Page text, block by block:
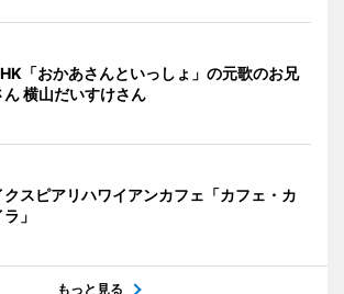
「おかあさんといっしょ」の元歌のお兄
ん 横山だいすけさん
クスピアリハワイアンカフェ「カフェ・カ
」
もっと見る